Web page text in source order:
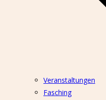
Veranstaltungen
Fasching